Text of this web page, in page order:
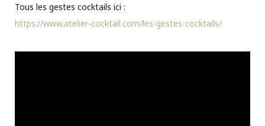
Tous les gestes cocktails ici :
https://www.atelier-cocktail.com/les-gestes-cocktails/